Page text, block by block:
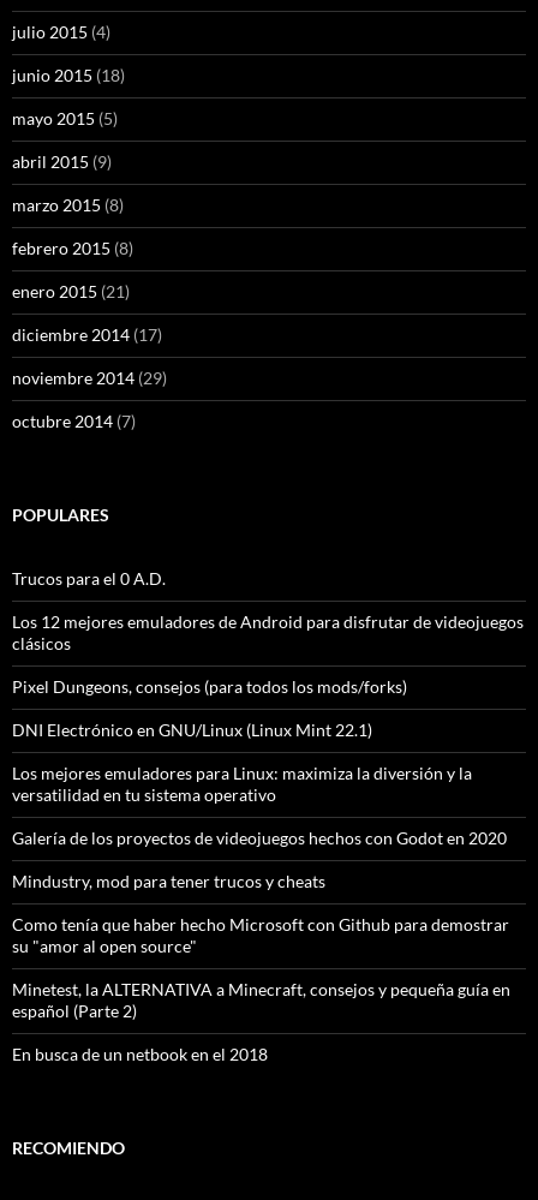
julio 2015 (4)
junio 2015 (18)
mayo 2015 (5)
abril 2015 (9)
marzo 2015 (8)
febrero 2015 (8)
enero 2015 (21)
diciembre 2014 (17)
noviembre 2014 (29)
octubre 2014 (7)
POPULARES
Trucos para el 0 A.D.
Los 12 mejores emuladores de Android para disfrutar de videojuegos
clásicos
Pixel Dungeons, consejos (para todos los mods/forks)
DNI Electrónico en GNU/Linux (Linux Mint 22.1)
Los mejores emuladores para Linux: maximiza la diversión y la
versatilidad en tu sistema operativo
Galería de los proyectos de videojuegos hechos con Godot en 2020
Mindustry, mod para tener trucos y cheats
Como tenía que haber hecho Microsoft con Github para demostrar
su "amor al open source"
Minetest, la ALTERNATIVA a Minecraft, consejos y pequeña guía en
español (Parte 2)
En busca de un netbook en el 2018
RECOMIENDO